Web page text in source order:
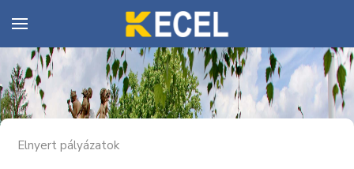
Elnyert pályázatok